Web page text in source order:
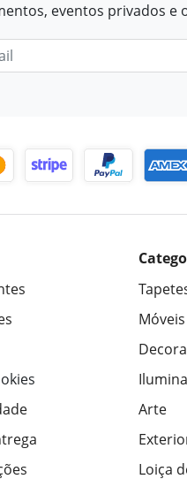
eventos privados
Móveis
Arte
Loiça